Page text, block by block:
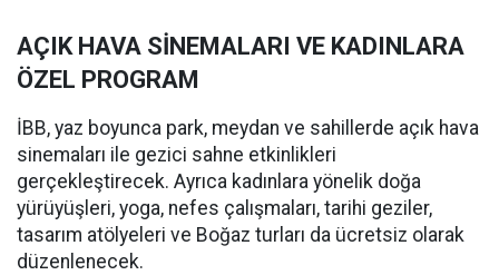
AÇIK HAVA SİNEMALARI VE KADINLARA
ÖZEL PROGRAM
İBB, yaz boyunca park, meydan ve sahillerde açık hava
sinemaları ile gezici sahne etkinlikleri
gerçekleştirecek. Ayrıca kadınlara yönelik doğa
yürüyüşleri, yoga, nefes çalışmaları, tarihi geziler,
tasarım atölyeleri ve Boğaz turları da ücretsiz olarak
düzenlenecek.